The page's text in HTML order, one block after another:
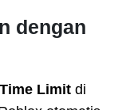
dengan
Limit di